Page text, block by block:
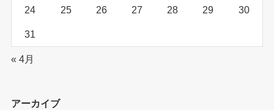
24 25 26 27 28 29 30
31
« 4月
アーカイブ